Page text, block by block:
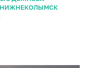
НИЖНЕКОЛЫМСК